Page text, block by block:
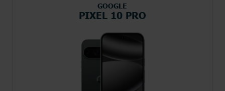
GOOGLE
PIXEL 10 PRO